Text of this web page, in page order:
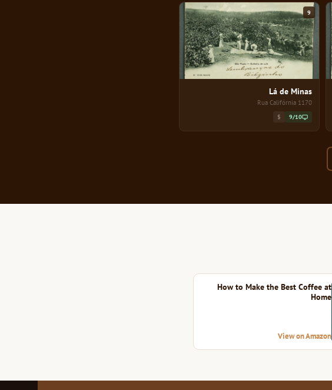
9
Lá de Minas
1170 Rua Califórnia
9/10
$
How to Make the Best Coffee at
Home
View on Amazon